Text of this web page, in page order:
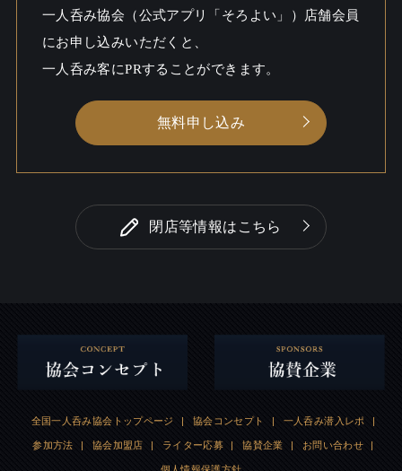
一人呑み協会（公式アプリ「そろよい」）店舗会員
にお申し込みいただくと、
一人呑み客にPRすることができます。
無料申し込み
閉店等情報はこちら
全国一人呑み協会トップページ | 協会コンセプト | 一人呑み潜入レポ |
参加方法 | 協会加盟店 | ライター応募 | 協賛企業 | お問い合わせ |